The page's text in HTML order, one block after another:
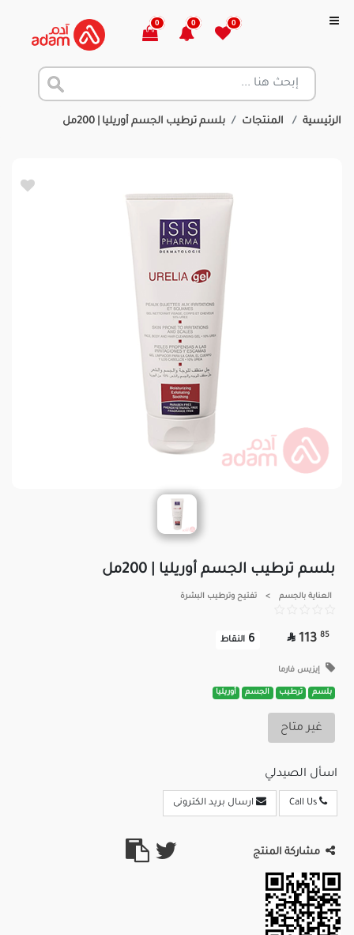
0
0
0
الرئيسية المنتجات بلسم ترطيب الجسم أوريليا | 200مل
بلسم ترطيب الجسم أوريليا | 200مل
العناية بالجسم > تفتيح وترطيب البشرة
85
113

6 النقاط
إيزيس فارما
بلسم ترطيب الجسم أوريليا
غير متاح
اسأل الصيدلي
ارسال بريد الكترونى
مشاركة المنتج